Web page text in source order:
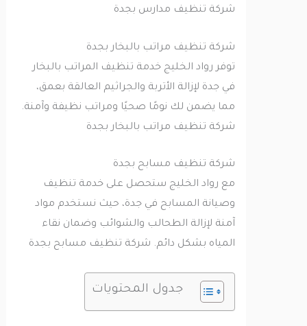
شركة تنظيف مدارس بجدة
شركة تنظيف مراتب بالبخار بجدة
توفر رواد الخليج خدمة تنظيف المراتب بالبخار
في جدة لإزالة الأتربة والجراثيم العالقة بعمق،
مما يضمن لك نومًا صحيًا ومراتب نظيفة وآمنة.
شركة تنظيف مراتب بالبخار بجدة
شركة تنظيف مسابح بجدة
مع رواد الخليج ستحصل على خدمة تنظيف
وصيانة المسابح في جدة، حيث نستخدم مواد
آمنة لإزالة الطحالب والشوائب وضمان نقاء
المياه بشكل دائم. شركة تنظيف مسابح بجدة
جدول المحتويات